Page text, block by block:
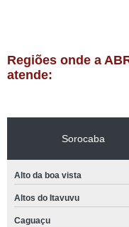
Regiões onde a
atende:
Sorocaba
Alto da boa vista
Altos do Itavuvu
Caguaçu